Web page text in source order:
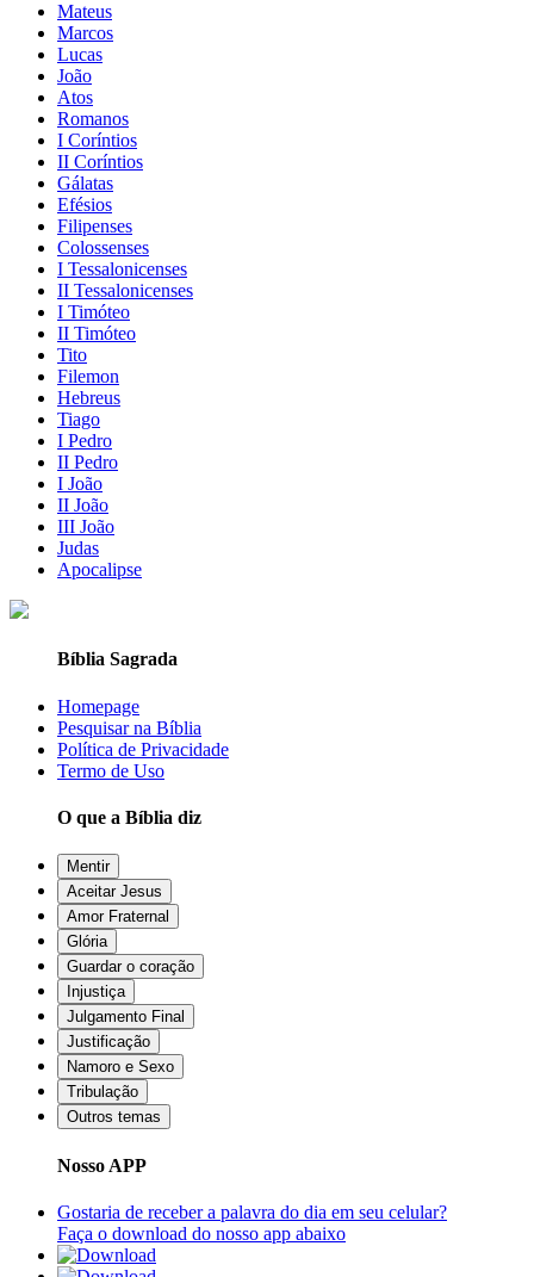
Mateus
Marcos
Lucas
João
Atos
Romanos
I Coríntios
II Coríntios
Gálatas
Efésios
Filipenses
Colossenses
I Tessalonicenses
II Tessalonicenses
I Timóteo
II Timóteo
Tito
Filemon
Hebreus
Tiago
I Pedro
II Pedro
I João
II João
III João
Judas
Apocalipse
Bíblia Sagrada
Homepage
Pesquisar na Bíblia
Política de Privacidade
Termo de Uso
O que a Bíblia diz
Mentir
Aceitar Jesus
Amor Fraternal
Glória
Guardar o coração
Injustiça
Julgamento Final
Justificação
Namoro e Sexo
Tribulação
Outros temas
Nosso APP
Gostaria de receber a palavra do dia em seu celular?
Faça o download do nosso app abaixo